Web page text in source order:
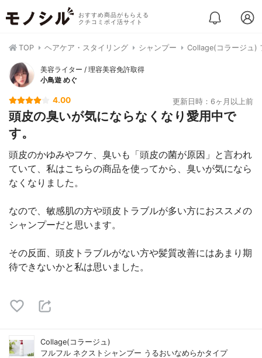
おすすめ商品がもらえる
クチコミポイ活サイト
TOP ヘアケア・スタイリング シャンプー Collage(コラージュ)
美容ライター / 理容美容免許取得
小鳥遊 めぐ
4.00 更新日時：6ヶ月以上前
頭皮の臭いが気にならなくなり愛用中で
す。
頭皮のかゆみやフケ、臭いも「頭皮の菌が原因」と言われ
ていて、私はこちらの商品を使ってから、臭いが気になら
なくなりました。
なので、敏感肌の方や頭皮トラブルが多い方におススメの
シャンプーだと思います。
その反面、頭皮トラブルがない方や髪質改善にはあまり期
待できないかと私は思いました。
Collage(コラージュ)
フルフル ネクストシャンプー うるおいなめらかタイプ